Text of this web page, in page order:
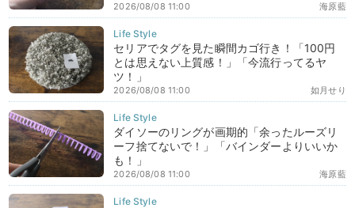
海原藍
2026/08/08 11:00
セリアでタグを見た瞬間カゴ行き！「100円
とは思えない上質感！」「今流行ってるヤ
ツ！」
如月せり
2026/08/08 11:00
ダイソーのリングが画期的「余ったルーズリ
ーフ捨てないで！」「バインダーよりいいか
も！」
海原藍
2026/08/08 11:00